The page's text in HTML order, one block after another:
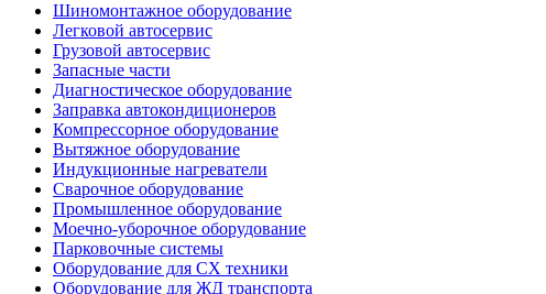
Шиномонтажное оборудование
Легковой автосервис
Грузовой автосервис
Запасные части
Диагностическое оборудование
Заправка автокондиционеров
Компрессорное оборудование
Вытяжное оборудование
Индукционные нагреватели
Сварочное оборудование
Промышленное оборудование
Моечно-уборочное оборудование
Парковочные системы
Оборудование для СХ техники
Оборудование для ЖД транспорта